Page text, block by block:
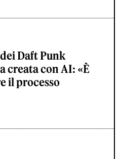
Daft Punk
creata con AI: «È
il processo